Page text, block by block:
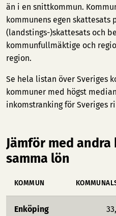
än i en snittkommun.
kommunens egen skattesats
(landstings-)skattesats och
kommunfullmäktige och
region.
Se hela listan över Sveriges
kommuner med högst
inkomstranking för Sveriges
Jämför med
samma lön
KOMMUN
Enköping